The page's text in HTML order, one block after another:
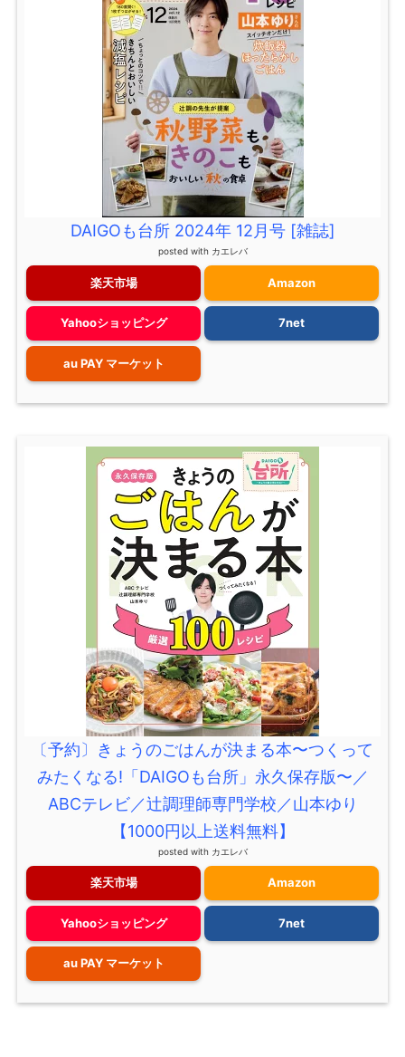
DAIGOも台所 2024年 12月号 [雑誌]
posted with カエレバ
楽天市場 Amazon
Yahooショッピング 7net
au PAY マーケット
〔予約〕きょうのごはんが決まる本〜つくって
みたくなる!「DAIGOも台所」永久保存版〜／
ABCテレビ／辻調理師専門学校／山本ゆり
【1000円以上送料無料】
posted with カエレバ
楽天市場 Amazon
Yahooショッピング 7net
au PAY マーケット